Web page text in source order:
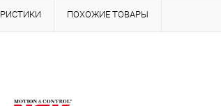
ПОХОЖИЕ ТОВАРЫ